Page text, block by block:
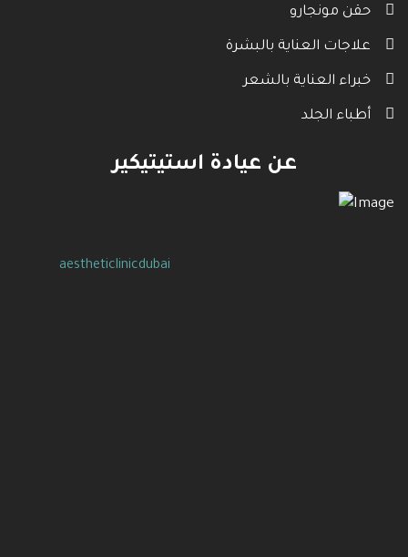
حقن مونجارو
علاجات العناية بالبشرة
خبراء العناية بالشعر
أطباء الجلد
عن عيادة استيتيكير
aestheticlinicdubai